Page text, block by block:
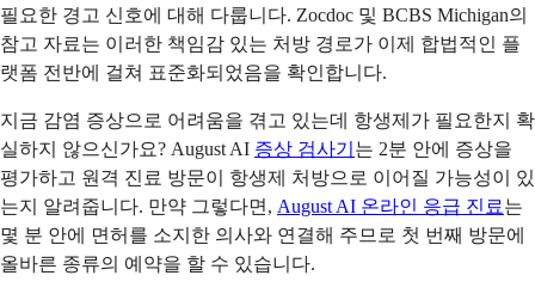
필요한 경고 신호에 대해 다룹니다. Zocdoc 및 BCBS Michigan의
참고 자료는 이러한 책임감 있는 처방 경로가 이제 합법적인 플
랫폼 전반에 걸쳐 표준화되었음을 확인합니다.
지금 감염 증상으로 어려움을 겪고 있는데 항생제가 필요한지 확
실하지 않으신가요? August AI 증상 검사기 는 2분 안에 증상을
평가하고 원격 진료 방문이 항생제 처방으로 이어질 가능성이 있
는지 알려줍니다. 만약 그렇다면, August AI 온라인 응급 진료는
몇 분 안에 면허를 소지한 의사와 연결해 주므로 첫 번째 방문에
올바른 종류의 예약을 할 수 있습니다.